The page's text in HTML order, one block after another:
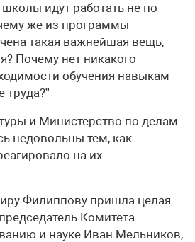
идут работать не по
же из программы
такая важнейшая вещь,
Почему нет никакого
обучения навыкам
и Министерство по делам
недовольны тем, как
на их
Филиппову пришла целая
Комитета
и науке Иван Мельников,